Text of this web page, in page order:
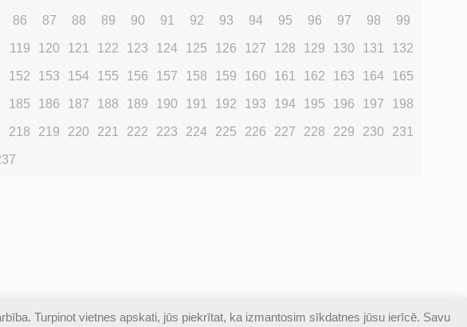
86 87 88 89 90 91 92 93 94 95 96 97 98 99
119 120 121 122 123 124 125 126 127 128 129 130 131 132
152 153 154 155 156 157 158 159 160 161 162 163 164 165
185 186 187 188 189 190 191 192 193 194 195 196 197 198
218 219 220 221 222 223 224 225 226 227 228 229 230 231
Turpinot vietnes apskati, jūs piekrītat, ka izmantosim sīkdatnes jūsu ierīcē. Savu